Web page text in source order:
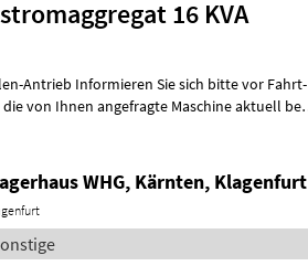
16 KVA
sich bitte vor Fahrt-
WHG, Kärnten, Klagenfurt